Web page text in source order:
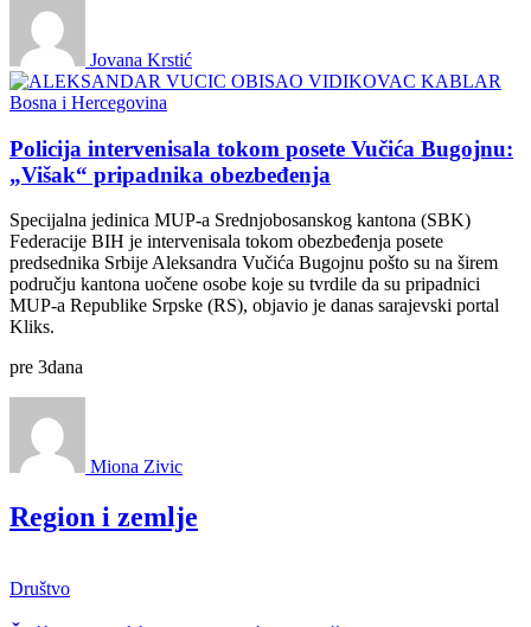
Jovana Krstić
Bosna i Hercegovina
Policija intervenisala tokom posete Vučića Bugojnu:
„Višak“ pripadnika obezbeđenja
Specijalna jedinica MUP-a Srednjobosanskog kantona (SBK)
Federacije BIH je intervenisala tokom obezbeđenja posete
predsednika Srbije Aleksandra Vučića Bugojnu pošto su na širem
području kantona uočene osobe koje su tvrdile da su pripadnici
MUP-a Republike Srpske (RS), objavio je danas sarajevski portal
Kliks.
pre 3dana
Miona Zivic
Region i zemlje
Društvo